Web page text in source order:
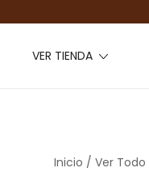
VER TIENDA
Inicio / Ver Todo